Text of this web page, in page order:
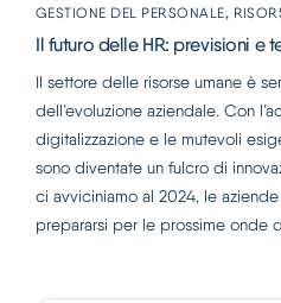
GESTIONE DEL PERSONALE,
Il futuro delle HR: previsioni e
Il settore delle risorse umane è
dell’evoluzione aziendale. Con
digitalizzazione e le mutevoli
sono diventate un fulcro di
ci avviciniamo al 2024, le
prepararsi per le prossime onde